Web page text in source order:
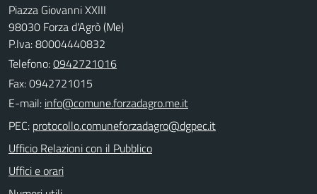
Piazza Giovanni XXIII
98030 Forza d'Agrò (Me)
P.Iva: 80004440832
Telefono:0942721016
Fax: 0942721015
E-mail:
PEC:
Ufficio Relazioni con il Pubblico
Uffici e orari